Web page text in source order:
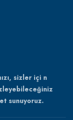
sizler içi n
sunuyoruz.